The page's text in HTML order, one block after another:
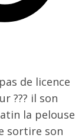
de licence
??? il son
la pelouse
sortire son